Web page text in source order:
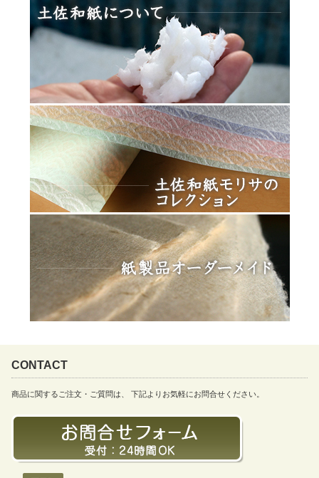
CONTACT
商品に関するご注文・ご質問は、 下記よりお気軽にお問合せください。